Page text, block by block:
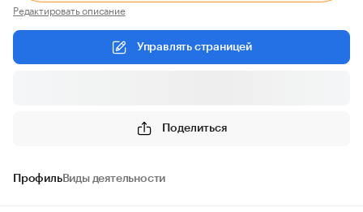
Редактировать описание
Управлять страницей
Поделиться
ПрофильВиды деятельности